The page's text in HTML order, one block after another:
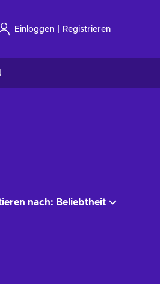
Einloggen Registrieren
nach: Beliebtheit